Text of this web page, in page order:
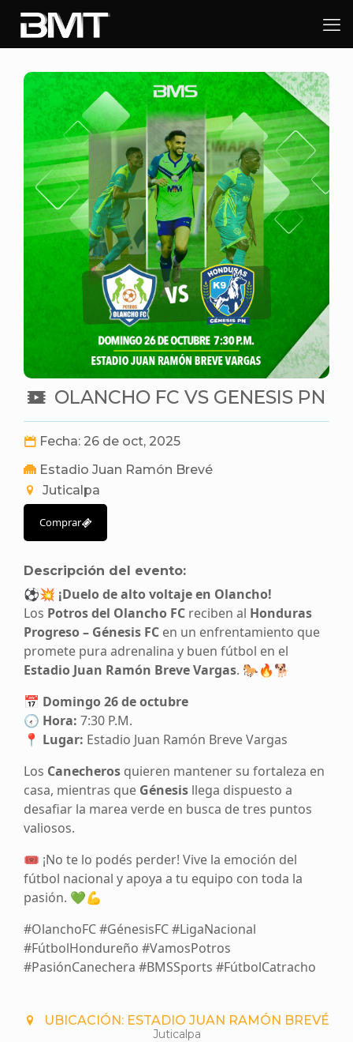
OLANCHO FC VS GENESIS PN
Fecha: 26 de oct, 2025
Estadio Juan Ramón Brevé
Juticalpa
Comprar
Descripción del evento:
⚽💥 ¡Duelo de alto voltaje en Olancho!
Los Potros del Olancho FC reciben al Honduras
Progreso – Génesis FC en un enfrentamiento que
promete pura adrenalina y buen fútbol en el
Estadio Juan Ramón Breve Vargas. 🐎🔥🐕
📅 Domingo 26 de octubre
🕢 Hora: 7:30 P.M.
📍 Lugar: Estadio Juan Ramón Breve Vargas
Los Canecheros quieren mantener su fortaleza en
casa, mientras que Génesis llega dispuesto a
desafiar la marea verde en busca de tres puntos
valiosos.
🎟️ ¡No te lo podés perder! Vive la emoción del
fútbol nacional y apoya a tu equipo con toda la
pasión. 💚💪
#OlanchoFC #GénesisFC #LigaNacional
#FútbolHondureño #VamosPotros
#PasiónCanechera #BMSSports #FútbolCatracho
UBICACIÓN: ESTADIO JUAN RAMÓN BREVÉ
Juticalpa